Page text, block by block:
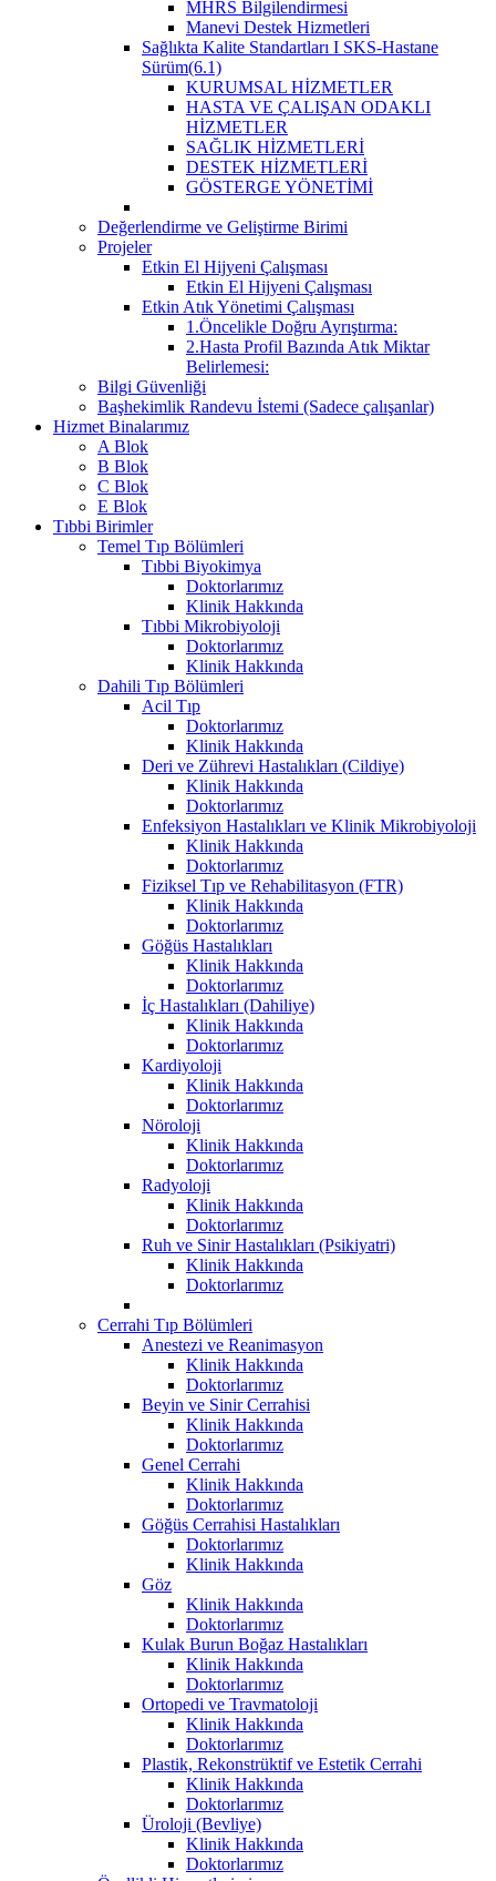
MHRS Bilgilendirmesi
Manevi Destek Hizmetleri
Sağlıkta Kalite Standartları I SKS-Hastane
Sürüm(6.1)
KURUMSAL HİZMETLER
HASTA VE ÇALIŞAN ODAKLI
HİZMETLER
SAĞLIK HİZMETLERİ
DESTEK HİZMETLERİ
GÖSTERGE YÖNETİMİ
Değerlendirme ve Geliştirme Birimi
Projeler
Etkin El Hijyeni Çalışması
Etkin El Hijyeni Çalışması
Etkin Atık Yönetimi Çalışması
1.Öncelikle Doğru Ayrıştırma:
2.Hasta Profil Bazında Atık Miktar
Belirlemesi:
Bilgi Güvenliği
Başhekimlik Randevu İstemi (Sadece çalışanlar)
Hizmet Binalarımız
A Blok
B Blok
C Blok
E Blok
Tıbbi Birimler
Temel Tıp Bölümleri
Tıbbi Biyokimya
Doktorlarımız
Klinik Hakkında
Tıbbi Mikrobiyoloji
Doktorlarımız
Klinik Hakkında
Dahili Tıp Bölümleri
Acil Tıp
Doktorlarımız
Klinik Hakkında
Deri ve Zührevi Hastalıkları (Cildiye)
Klinik Hakkında
Doktorlarımız
Enfeksiyon Hastalıkları ve Klinik Mikrobiyoloji
Klinik Hakkında
Doktorlarımız
Fiziksel Tıp ve Rehabilitasyon (FTR)
Klinik Hakkında
Doktorlarımız
Göğüs Hastalıkları
Klinik Hakkında
Doktorlarımız
İç Hastalıkları (Dahiliye)
Klinik Hakkında
Doktorlarımız
Kardiyoloji
Klinik Hakkında
Doktorlarımız
Nöroloji
Klinik Hakkında
Doktorlarımız
Radyoloji
Klinik Hakkında
Doktorlarımız
Ruh ve Sinir Hastalıkları (Psikiyatri)
Klinik Hakkında
Doktorlarımız
Cerrahi Tıp Bölümleri
Anestezi ve Reanimasyon
Klinik Hakkında
Doktorlarımız
Beyin ve Sinir Cerrahisi
Klinik Hakkında
Doktorlarımız
Genel Cerrahi
Klinik Hakkında
Doktorlarımız
Göğüs Cerrahisi Hastalıkları
Doktorlarımız
Klinik Hakkında
Göz
Klinik Hakkında
Doktorlarımız
Kulak Burun Boğaz Hastalıkları
Klinik Hakkında
Doktorlarımız
Ortopedi ve Travmatoloji
Klinik Hakkında
Doktorlarımız
Plastik, Rekonstrüktif ve Estetik Cerrahi
Klinik Hakkında
Doktorlarımız
Üroloji (Bevliye)
Klinik Hakkında
Doktorlarımız